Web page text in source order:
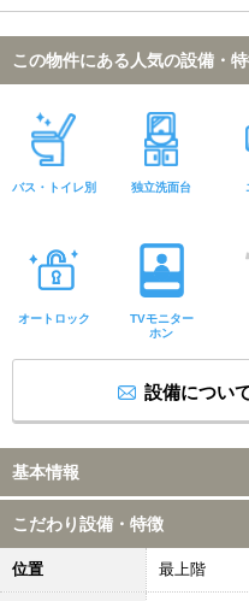
この物件にある人気の設備・
バス・トイレ別 独立洗面台
オートロック
TVモニター
ホン
設備につい
基本情報
こだわり設備・特徴
位置 最上階